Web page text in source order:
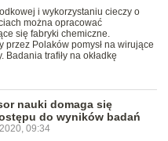
i wykorzystaniu cieczy o
można opracować
się fabryki chemiczne.
przez Polaków pomysł na wirujące
trafiły na okładkę
nauki domaga się
do wyników badań
09:34